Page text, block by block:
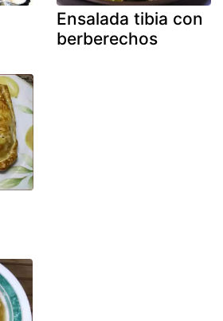
Ensalada tibia con
berberechos